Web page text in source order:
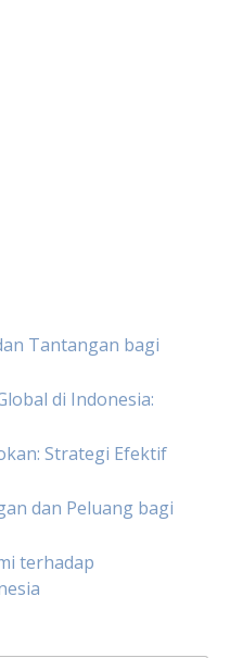
Tantangan bagi
di Indonesia:
Strategi Efektif
dan Peluang bagi
terhadap